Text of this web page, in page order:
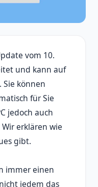
vom 10.
und kann auf
können
für Sie
jedoch auch
erklären wie
gibt.
immer einen
jedem das